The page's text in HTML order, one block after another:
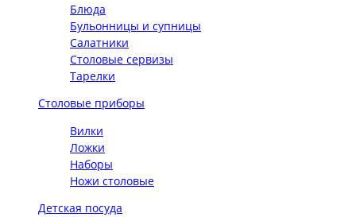
Блюда
Бульонницы и супницы
Салатники
Столовые сервизы
Тарелки
Столовые приборы
Вилки
Ложки
Наборы
Ножи столовые
Детская посуда